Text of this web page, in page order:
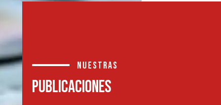
nuestras
PUBLICACIONES